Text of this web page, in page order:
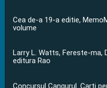
Cea de-a 19-a editie,
volume
Larry L. Watts, Fereste-ma,
editura Rao
Concursul Cangurul. Carti